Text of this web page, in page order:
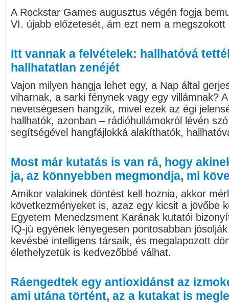
A Rockstar Games augusztus végén fogja
VI. újabb előzetesét, ám ezt nem a
Itt vannak a felvételek: hallhatóvá
hallhatatlan zenéjét
Vajon milyen hangja lehet egy, a Nap által
viharnak, a sarki fénynek vagy egy villámnak?
nevetségesen hangzik, mivel ezek az égi
hallhatók, azonban – rádióhullámokról lévén
segítségével hangfájlokká alakíthatók,
Most már kutatás is van rá, hogy
ja, az könnyebben megmondja, mi
Amikor valakinek döntést kell hoznia, akkor
következményeket is, azaz egy kicsit a jövőbe
Egyetem Menedzsment Karának kutatói
IQ-jú egyének lényegesen pontosabban
kevésbé intelligens társaik, és megalapozott
élethelyzetük is kedvezőbbé válhat.
Ráengedtek egy antioxidánst az
ami utána történt, az a kutakat is